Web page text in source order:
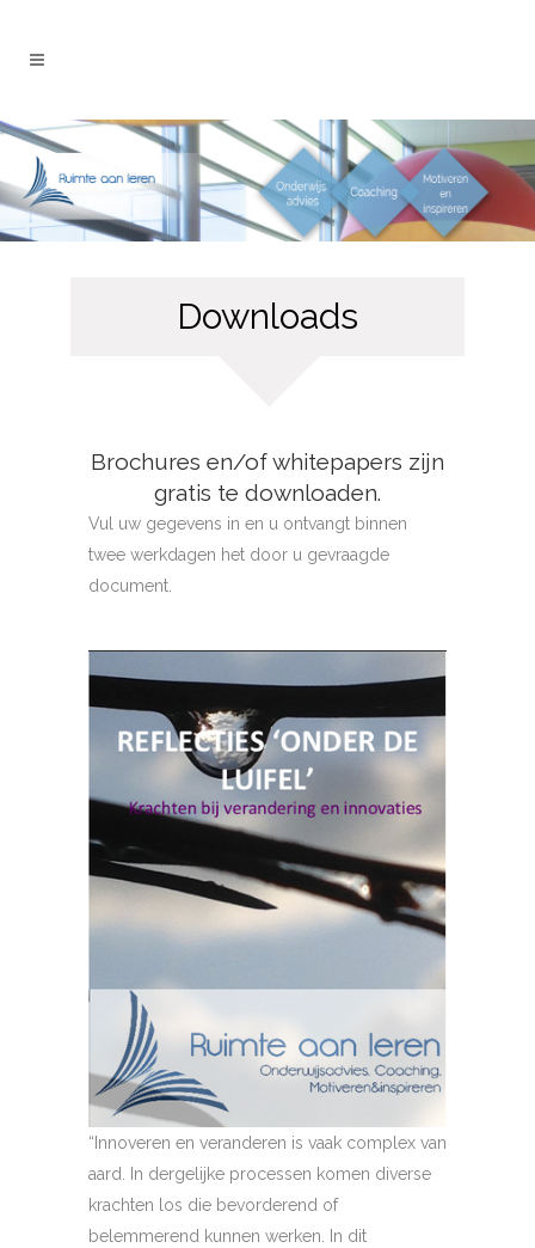
Downloads
Brochures en/of whitepapers zijn
gratis te downloaden.
Vul uw gegevens in en u ontvangt binnen
twee werkdagen het door u gevraagde
document.
“Innoveren en veranderen is vaak complex van
aard. In dergelijke processen komen diverse
krachten los die bevorderend of
belemmerend kunnen werken. In dit